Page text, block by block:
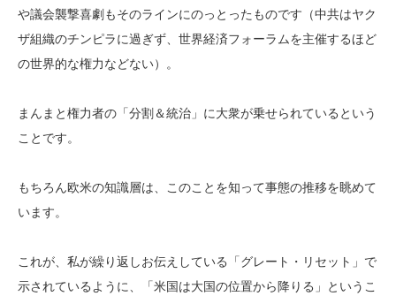
や議会襲撃喜劇もそのラインにのっとったものです（中共はヤク
ザ組織のチンピラに過ぎず、世界経済フォーラムを主催するほど
の世界的な権力などない）。
まんまと権力者の「分割＆統治」に大衆が乗せられているという
ことです。
もちろん欧米の知識層は、このことを知って事態の推移を眺めて
います。
これが、私が繰り返しお伝えしている「グレート・リセット」で
示されているように、「米国は大国の位置から降りる」というこ